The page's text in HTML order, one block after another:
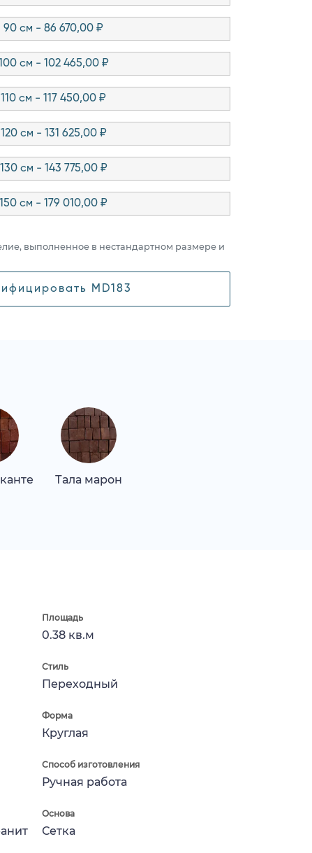
90 см - 86 670,00 ₽
см - 102 465,00 ₽
110 см - 117 450,00 ₽
120 см - 131 625,00 ₽
130 см - 143 775,00 ₽
150 см - 179 010,00 ₽
выполненное в нестандартном размере и
MD183
Тала марон
Площадь
0.38 кв.м
Стиль
Переходный
Форма
Круглая
Способ изготовления
Ручная работа
Основа
Сетка